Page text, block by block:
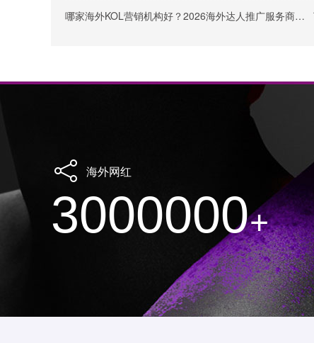
哪家海外KOL营销机构好？2026海外达人推广服务商推荐榜
海外网红
3000000+